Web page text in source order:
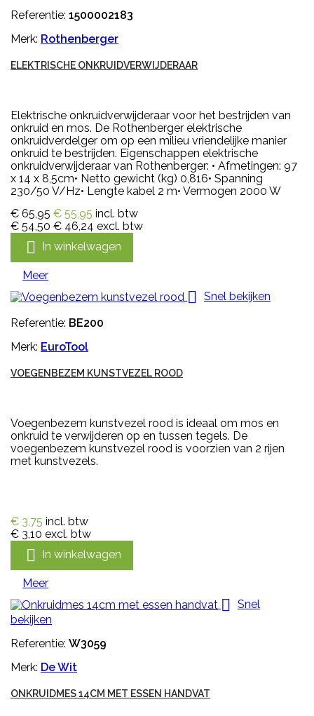
Referentie: 1500002183
Merk: Rothenberger
ELEKTRISCHE ONKRUIDVERWIJDERAAR
Elektrische onkruidverwijderaar voor het bestrijden van
onkruid en mos. De Rothenberger elektrische
onkruidverdelger om op een milieu vriendelijke manier
onkruid te bestrijden. Eigenschappen elektrische
onkruidverwijderaar van Rothenberger: • Afmetingen: 97
x 14 x 8,5cm• Netto gewicht (kg) 0,816• Spanning
230/50 V/Hz• Lengte kabel 2 m• Vermogen 2000 W
€ 65,95 € 55,95 incl. btw
€ 54,50 € 46,24 excl. btw
 In winkelwagen
Meer
 Snel bekijken
Referentie: BE200
Merk: EuroTool
VOEGENBEZEM KUNSTVEZEL ROOD
Voegenbezem kunstvezel rood is ideaal om mos en
onkruid te verwijderen op en tussen tegels. De
voegenbezem kunstvezel rood is voorzien van 2 rijen
met kunstvezels.
€ 3,75 incl. btw
€ 3,10 excl. btw
 In winkelwagen
Meer
 Snel
bekijken
Referentie: W3059
Merk: De Wit
ONKRUIDMES 14CM MET ESSEN HANDVAT